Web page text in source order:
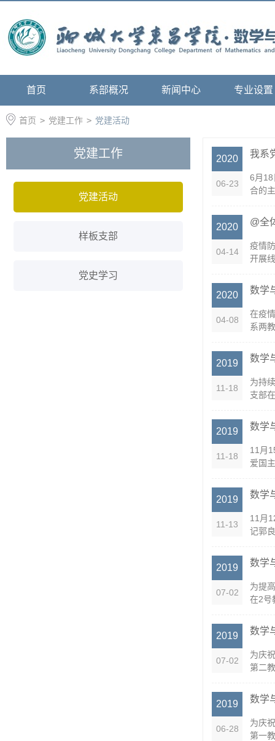
首页 系部概况 新闻中心 专业设置
首页 > 党建工作 > 党建活动
党建工作
党建活动
样板支部
党史学习
2020
06-23
我系
6月18
合的
2020
04-14
@全
疫情
开展
2020
04-08
数学
在疫
系两
2019
11-18
数学
为持
支部
2019
11-18
数学
11月
爱国
2019
11-13
数学
11月
记郭
2019
07-02
数学
为提
在2号
2019
07-02
数学
为庆
第二
2019
06-28
数学
为庆
第一